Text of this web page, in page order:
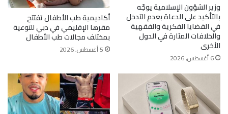
وزير الشؤون الإسلامية يوجّه
بالتأكيد على الدعاة بعدم التدخل
في القضايا الفكرية والفقهية
والخلافات المثارة في الدول
الأخرى
6 أغسطس, 2026
أكاديمية طب الأطفال تفتتح
مقرها الإقليمي في دبي للتوعية
بمختلف مجالات طب الأطفال
5 أغسطس, 2026